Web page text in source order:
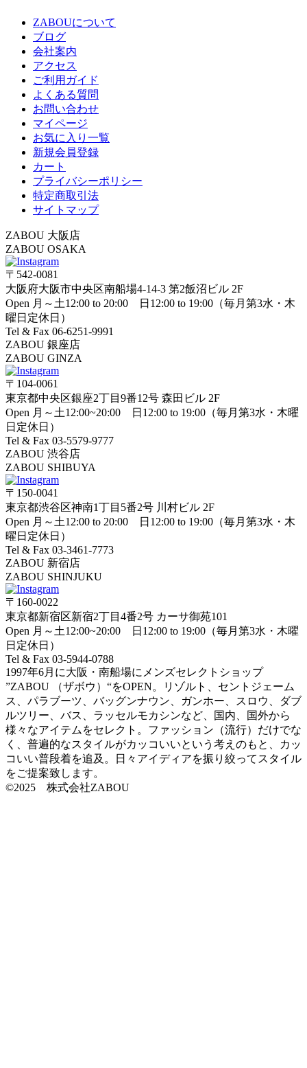
ZABOUについて
ブログ
会社案内
アクセス
ご利用ガイド
よくある質問
お問い合わせ
マイページ
お気に入り一覧
新規会員登録
カート
プライバシーポリシー
特定商取引法
サイトマップ
ZABOU 大阪店
ZABOU OSAKA
〒542-0081
大阪府大阪市中央区南船場4-14-3 第2飯沼ビル 2F
Open 月～土12:00 to 20:00 日12:00 to 19:00（毎月第3水・木
曜日定休日）
Tel & Fax 06-6251-9991
ZABOU 銀座店
ZABOU GINZA
〒104-0061
東京都中央区銀座2丁目9番12号 森田ビル 2F
Open 月～土12:00~20:00 日12:00 to 19:00（毎月第3水・木曜
日定休日）
Tel & Fax 03-5579-9777
ZABOU 渋谷店
ZABOU SHIBUYA
〒150-0041
東京都渋谷区神南1丁目5番2号 川村ビル 2F
Open 月～土12:00 to 20:00 日12:00 to 19:00（毎月第3水・木
曜日定休日）
Tel & Fax 03-3461-7773
ZABOU 新宿店
ZABOU SHINJUKU
〒160-0022
東京都新宿区新宿2丁目4番2号 カーサ御苑101
Open 月～土12:00~20:00 日12:00 to 19:00（毎月第3水・木曜
日定休日）
Tel & Fax 03-5944-0788
1997年6月に大阪・南船場にメンズセレクトショップ
”ZABOU （ザボウ）“をOPEN。リゾルト、セントジェーム
ス、パラブーツ、バッグンナウン、ガンホー、スロウ、ダブ
ルツリー、バス、ラッセルモカシンなど、国内、国外から
様々なアイテムをセレクト。ファッション（流行）だけでな
く、普遍的なスタイルがカッコいいという考えのもと、カッ
コいい普段着を追及。日々アイディアを振り絞ってスタイル
をご提案致します。
©2025 株式会社ZABOU